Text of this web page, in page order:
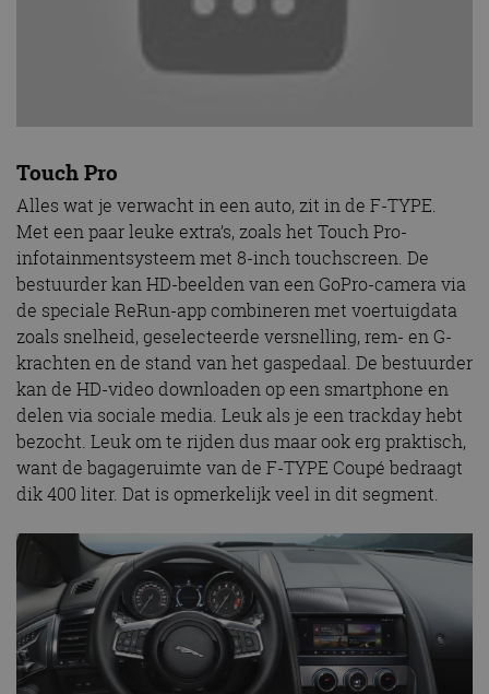
Touch Pro
Alles wat je verwacht in een auto, zit in de F-TYPE.
Met een paar leuke extra’s, zoals het Touch Pro-
infotainmentsysteem met 8-inch touchscreen. De
bestuurder kan HD-beelden van een GoPro-camera via
de speciale ReRun-app combineren met voertuigdata
zoals snelheid, geselecteerde versnelling, rem- en G-
krachten en de stand van het gaspedaal. De bestuurder
kan de HD-video downloaden op een smartphone en
delen via sociale media. Leuk als je een trackday hebt
bezocht. Leuk om te rijden dus maar ook erg praktisch,
want de bagageruimte van de F-TYPE Coupé bedraagt
dik 400 liter. Dat is opmerkelijk veel in dit segment.